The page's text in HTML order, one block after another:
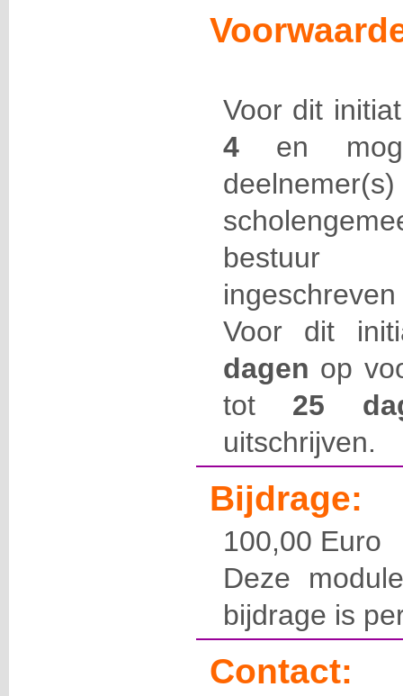
Voor dit
4en
bestuur
Voor dit
dagen op
tot 25
uitschrijven.
Bijdrage:
100,00 Euro
Deze
bijdrage is
Contact: